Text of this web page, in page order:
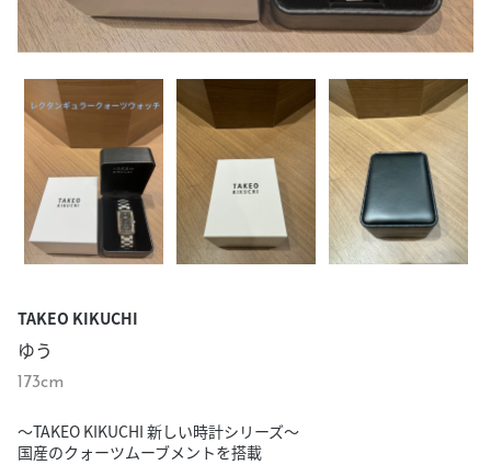
TAKEO KIKUCHI
ゆう
173cm
〜TAKEO KIKUCHI 新しい時計シリーズ〜
国産のクォーツムーブメントを搭載